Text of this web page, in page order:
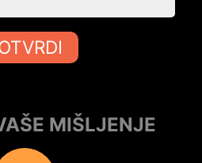
MIŠLJENJE